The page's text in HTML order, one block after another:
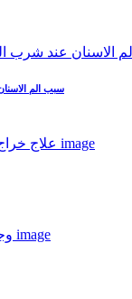
سبب الم